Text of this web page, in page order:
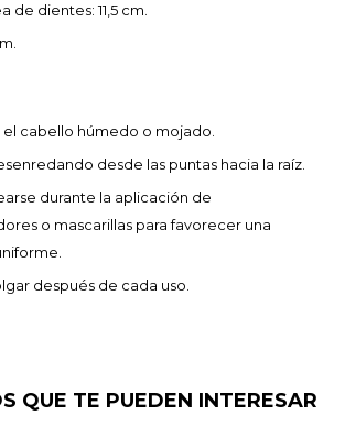
de dientes: 11,5 cm.
el cabello húmedo o mojado.
desde las puntas hacia la raíz.
durante la aplicación de
o mascarillas para favorecer una
después de cada uso.
QUE TE PUEDEN INTERESAR